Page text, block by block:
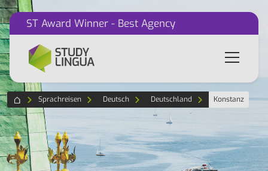
ST Award Winner - Best Agency
Sprachreisen Deutsch Deutschland Konstanz